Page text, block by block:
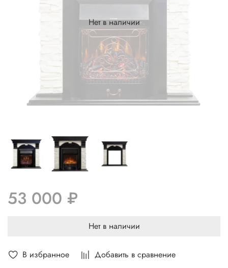
В избранное Добавить в сравнение
Нет в наличии
53 000 ₽
Нет в наличии